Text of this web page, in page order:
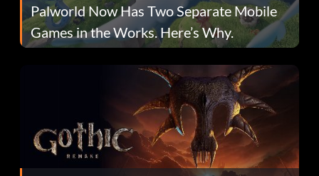
Palworld Now Has Two Separate Mobile
Games in the Works. Here’s Why.